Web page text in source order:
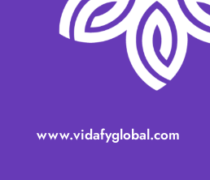
www.vidafyglobal.com